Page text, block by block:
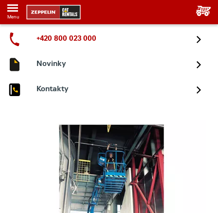
Menu
+420 800 023 000
Novinky
Kontakty